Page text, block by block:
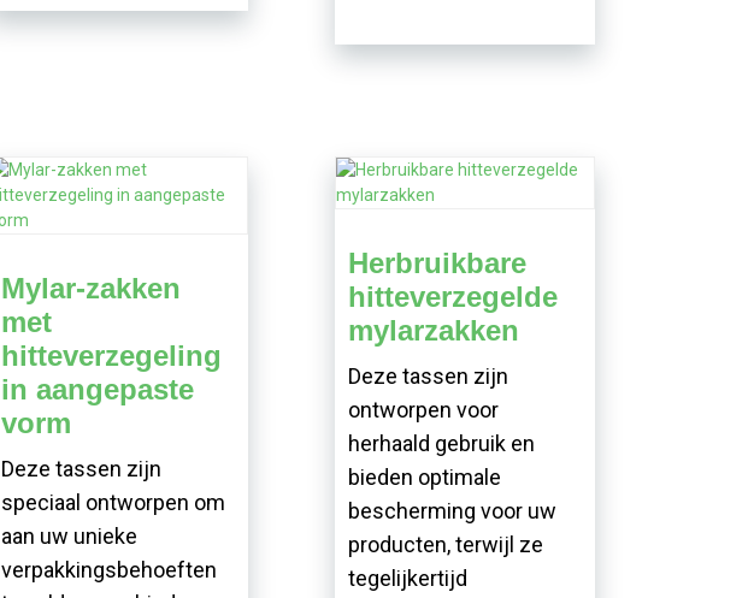
Mylar-zakken
met
hitteverzegeling
in aangepaste
vorm
Deze tassen zijn
speciaal ontworpen om
aan uw unieke
verpakkingsbehoeften
Herbruikbare
hitteverzegelde
mylarzakken
Deze tassen zijn
ontworpen voor
herhaald gebruik en
bieden optimale
bescherming voor uw
producten, terwijl ze
tegelijkertijd